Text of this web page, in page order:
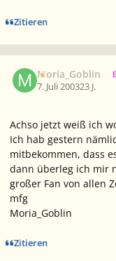
Zitieren
Moria_Goblin
7. Juli 200323 J.
Achso jetzt weiß ich
Ich hab gestern
mitbekommen, dass
dann überleg ich mir
großer Fan von allen
mfg
Moria_Goblin
Zitieren